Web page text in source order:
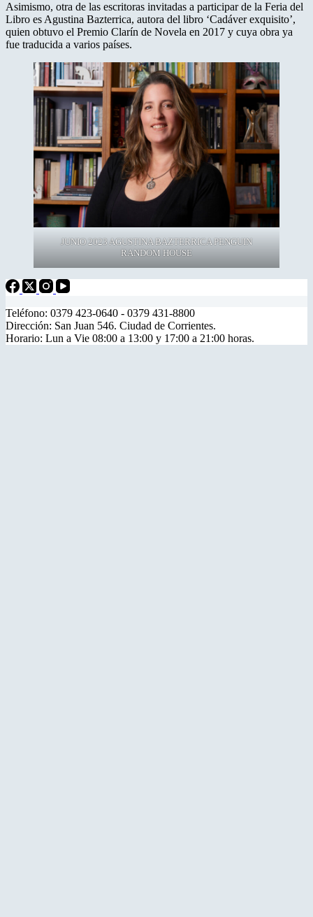
Asimismo, otra de las escritoras invitadas a participar de la Feria del
Libro es Agustina Bazterrica, autora del libro ‘Cadáver exquisito’,
quien obtuvo el Premio Clarín de Novela en 2017 y cuya obra ya
fue traducida a varios países.
JUNIO 2023 AGUSTINA BAZTERRICA PENGUIN
RANDOM HOUSE
Teléfono: 0379 423-0640 - 0379 431-8800
Dirección: San Juan 546. Ciudad de Corrientes.
Horario: Lun a Vie 08:00 a 13:00 y 17:00 a 21:00 horas.